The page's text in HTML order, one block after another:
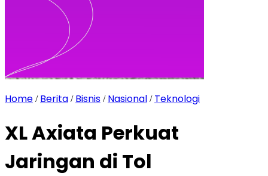
Home / Berita / Bisnis / Nasional / Teknologi
XL Axiata Perkuat
Jaringan di Tol